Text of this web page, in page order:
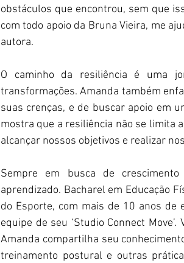
obstáculos que encontrou, sem que
com todo apoio da Bruna Vieira, me
autora.
O caminho da resiliência é uma
transformações. Amanda também
suas crenças, e de buscar apoio em
mostra que a resiliência não se limita
alcançar nossos objetivos e realizar
Sempre em busca de
aprendizado. Bacharel em Educação
do Esporte, com mais de 10 anos de
equipe de seu ‘Studio Connect
Amanda compartilha seu
treinamento postural e outras